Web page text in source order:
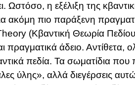
Ωστόσο, η εξέλιξη της
ακόμη πιο παράξενη
(Κβαντική Θεωρία
πραγματικά άδειο.
πεδία. Τα σωματίδια που
ύλης», αλλά διεγέρσεις